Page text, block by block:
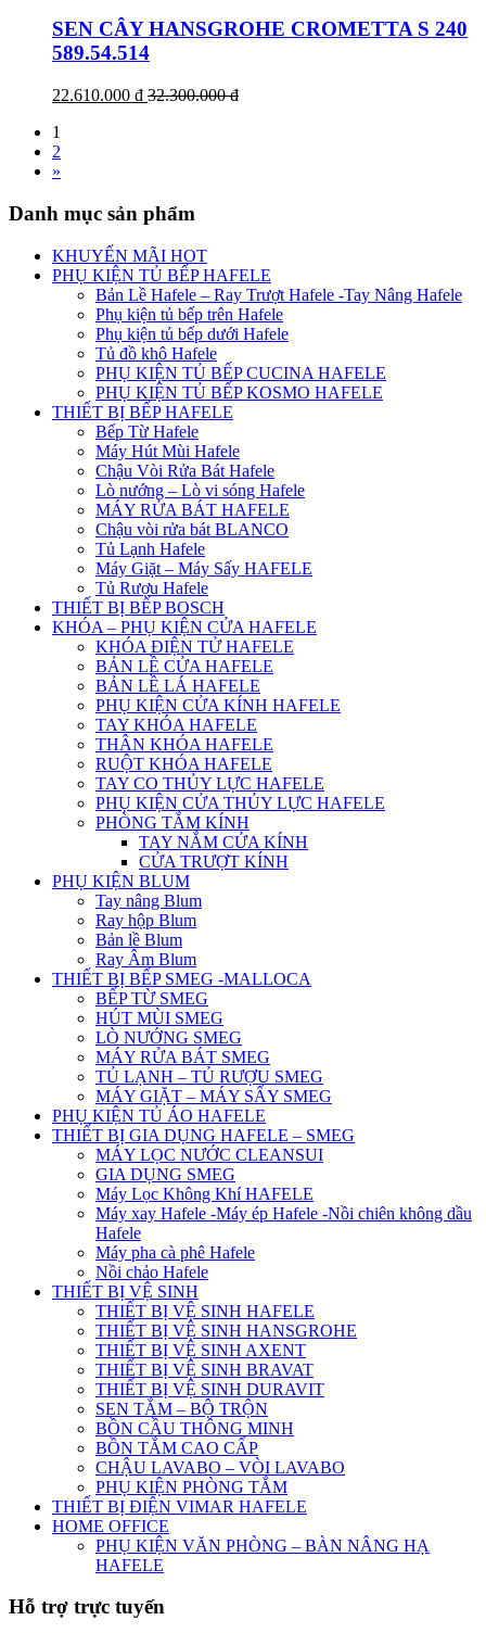
SEN CÂY HANSGROHE CROMETTA S 240
589.54.514
22.610.000 đ 32.300.000 đ
1
2
»
Danh mục sản phẩm
KHUYẾN MÃI HOT
PHỤ KIỆN TỦ BẾP HAFELE
Bản Lề Hafele – Ray Trượt Hafele -Tay Nâng Hafele
Phụ kiện tủ bếp trên Hafele
Phụ kiện tủ bếp dưới Hafele
Tủ đồ khô Hafele
PHỤ KIỆN TỦ BẾP CUCINA HAFELE
PHỤ KIỆN TỦ BẾP KOSMO HAFELE
THIẾT BỊ BẾP HAFELE
Bếp Từ Hafele
Máy Hút Mùi Hafele
Chậu Vòi Rửa Bát Hafele
Lò nướng – Lò vi sóng Hafele
MÁY RỬA BÁT HAFELE
Chậu vòi rửa bát BLANCO
Tủ Lạnh Hafele
Máy Giặt – Máy Sấy HAFELE
Tủ Rượu Hafele
THIẾT BỊ BẾP BOSCH
KHÓA – PHỤ KIỆN CỬA HAFELE
KHÓA ĐIỆN TỬ HAFELE
BẢN LỀ CỬA HAFELE
BẢN LỀ LÁ HAFELE
PHỤ KIỆN CỬA KÍNH HAFELE
TAY KHÓA HAFELE
THÂN KHÓA HAFELE
RUỘT KHÓA HAFELE
TAY CO THỦY LỰC HAFELE
PHỤ KIỆN CỬA THỦY LỰC HAFELE
PHÒNG TẮM KÍNH
TAY NẮM CỬA KÍNH
CỬA TRƯỢT KÍNH
PHỤ KIỆN BLUM
Tay nâng Blum
Ray hộp Blum
Bản lề Blum
Ray Âm Blum
THIẾT BỊ BẾP SMEG -MALLOCA
BẾP TỪ SMEG
HÚT MÙI SMEG
LÒ NƯỚNG SMEG
MÁY RỬA BÁT SMEG
TỦ LẠNH – TỦ RƯỢU SMEG
MÁY GIẶT – MÁY SẤY SMEG
PHỤ KIỆN TỦ ÁO HAFELE
THIẾT BỊ GIA DỤNG HAFELE – SMEG
MÁY LỌC NƯỚC CLEANSUI
GIA DỤNG SMEG
Máy Lọc Không Khí HAFELE
Máy xay Hafele -Máy ép Hafele -Nồi chiên không dầu
Hafele
Máy pha cà phê Hafele
Nồi chảo Hafele
THIẾT BỊ VỆ SINH
THIẾT BỊ VỆ SINH HAFELE
THIẾT BỊ VỆ SINH HANSGROHE
THIẾT BỊ VỆ SINH AXENT
THIẾT BỊ VỆ SINH BRAVAT
THIẾT BỊ VỆ SINH DURAVIT
SEN TẮM – BỘ TRỘN
BỒN CẦU THÔNG MINH
BỒN TẮM CAO CẤP
CHẬU LAVABO – VÒI LAVABO
PHỤ KIỆN PHÒNG TẮM
THIẾT BỊ ĐIỆN VIMAR HAFELE
HOME OFFICE
PHỤ KIỆN VĂN PHÒNG – BÀN NÂNG HẠ
HAFELE
Hỗ trợ trực tuyến